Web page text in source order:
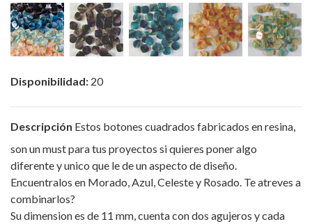
Disponibilidad: 20
Descripción Estos botones cuadrados fabricados en resina,
son un must para tus proyectos si quieres poner algo
diferente y unico que le de un aspecto de diseño.
Encuentralos en Morado, Azul, Celeste y Rosado. Te atreves a
combinarlos?
Su dimension es de 11 mm, cuenta con dos agujeros y cada